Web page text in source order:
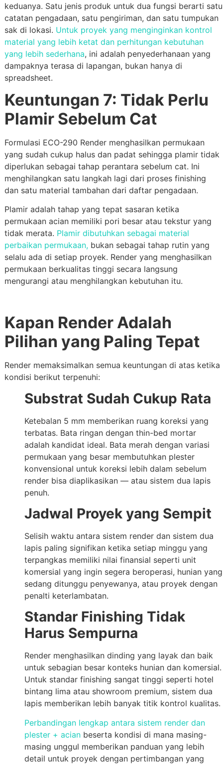
keduanya. Satu jenis produk untuk dua fungsi berarti satu
catatan pengadaan, satu pengiriman, dan satu tumpukan
sak di lokasi. Untuk proyek yang menginginkan kontrol
material yang lebih ketat dan perhitungan kebutuhan
yang lebih sederhana, ini adalah penyederhanaan yang
dampaknya terasa di lapangan, bukan hanya di
spreadsheet.
Keuntungan 7: Tidak Perlu
Plamir Sebelum Cat
Formulasi ECO-290 Render menghasilkan permukaan
yang sudah cukup halus dan padat sehingga plamir tidak
diperlukan sebagai tahap perantara sebelum cat. Ini
menghilangkan satu langkah lagi dari proses finishing
dan satu material tambahan dari daftar pengadaan.
Plamir adalah tahap yang tepat sasaran ketika
permukaan acian memiliki pori besar atau tekstur yang
tidak merata. Plamir dibutuhkan sebagai material
perbaikan permukaan, bukan sebagai tahap rutin yang
selalu ada di setiap proyek. Render yang menghasilkan
permukaan berkualitas tinggi secara langsung
mengurangi atau menghilangkan kebutuhan itu.
Kapan Render Adalah
Pilihan yang Paling Tepat
Render memaksimalkan semua keuntungan di atas ketika
kondisi berikut terpenuhi:
Substrat Sudah Cukup Rata
Ketebalan 5 mm memberikan ruang koreksi yang
terbatas. Bata ringan dengan thin-bed mortar
adalah kandidat ideal. Bata merah dengan variasi
permukaan yang besar membutuhkan plester
konvensional untuk koreksi lebih dalam sebelum
render bisa diaplikasikan — atau sistem dua lapis
penuh.
Jadwal Proyek yang Sempit
Selisih waktu antara sistem render dan sistem dua
lapis paling signifikan ketika setiap minggu yang
terpangkas memiliki nilai finansial seperti unit
komersial yang ingin segera beroperasi, hunian yang
sedang ditunggu penyewanya, atau proyek dengan
penalti keterlambatan.
Standar Finishing Tidak
Harus Sempurna
Render menghasilkan dinding yang layak dan baik
untuk sebagian besar konteks hunian dan komersial.
Untuk standar finishing sangat tinggi seperti hotel
bintang lima atau showroom premium, sistem dua
lapis memberikan lebih banyak titik kontrol kualitas.
Perbandingan lengkap antara sistem render dan
plester + acian beserta kondisi di mana masing-
masing unggul memberikan panduan yang lebih
detail untuk proyek dengan pertimbangan yang